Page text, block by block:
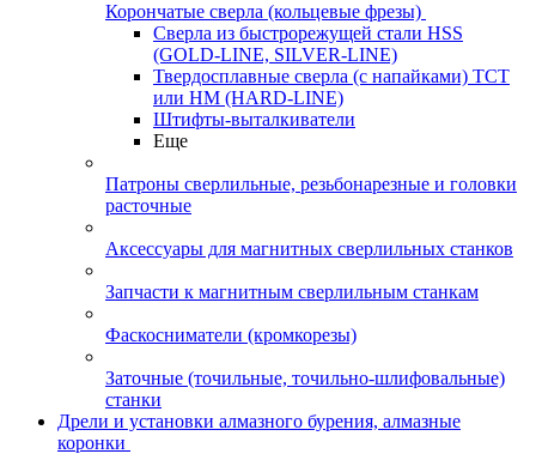
Корончатые сверла (кольцевые фрезы)
Сверла из быстрорежущей стали HSS
(GOLD-LINE, SILVER-LINE)
Твердосплавные сверла (с напайками) ТСТ
или HM (HARD-LINE)
Штифты-выталкиватели
Еще
Патроны сверлильные, резьбонарезные и головки
расточные
Аксессуары для магнитных сверлильных станков
Запчасти к магнитным сверлильным станкам
Фаскосниматели (кромкорезы)
Заточные (точильные, точильно-шлифовальные)
станки
Дрели и установки алмазного бурения, алмазные
коронки